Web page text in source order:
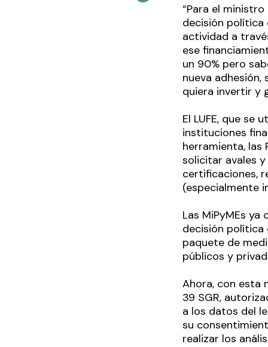
“Para el
decisión política
actividad a
ese
un 90% pero
nueva
quiera invertir y
El LUFE, que se
instituciones
herramienta, las
solicitar avales
certificaciones,
(especialmente
Las MiPyMEs
decisión
paquete de
públicos y
Ahora, con esta
39 SGR,
a los datos del
su
realizar los